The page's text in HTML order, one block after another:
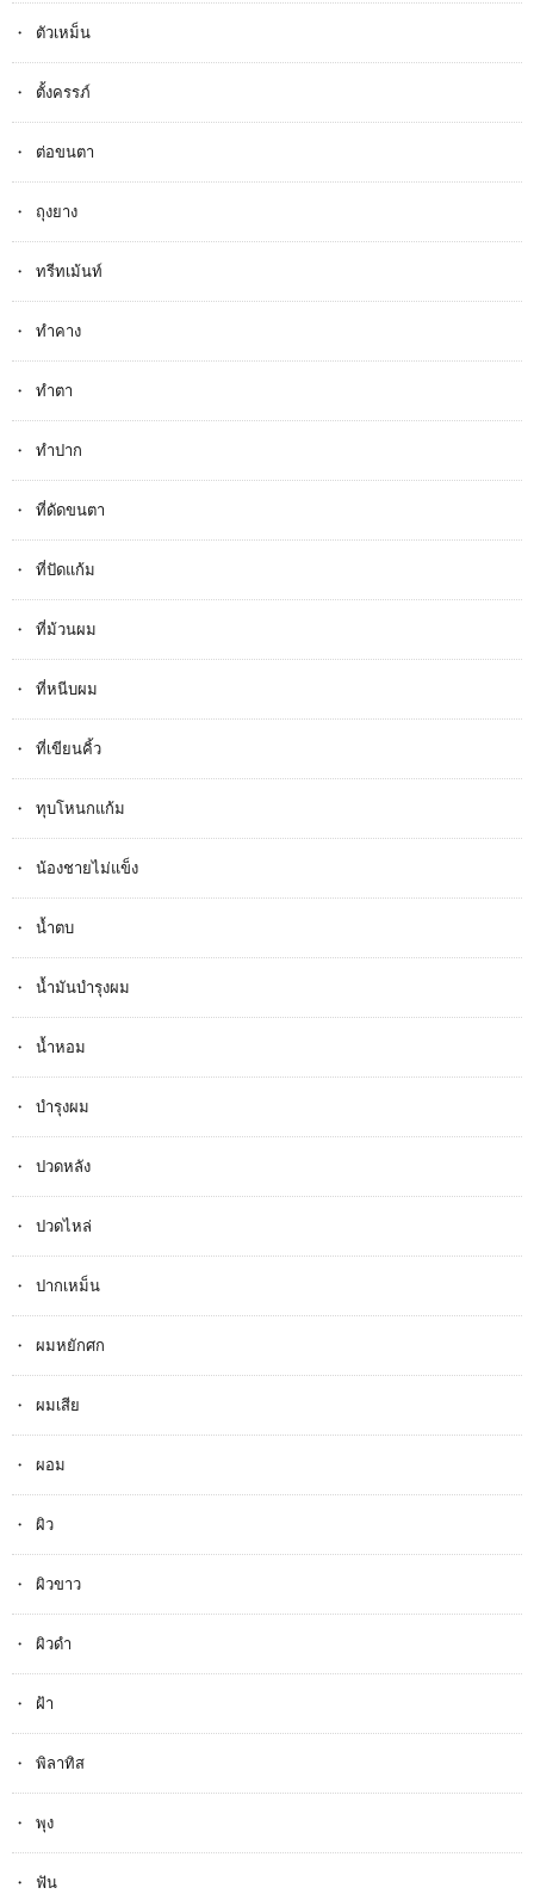
ตัวเหม็น
ตั้งครรภ​์
ต่อขนตา
ถุงยาง
ทรีทเม้นท์
ทำคาง
ทำตา
ทำปาก
ที่ดัดขนตา
ที่ปัดแก้ม
ที่ม้วนผม
ที่หนีบผม
ที่เขียนคิ้ว
ทุบโหนกแก้ม
น้องชายไม่แข็ง
น้ำตบ
น้ำมันบำรุงผม
น้ำหอม
บำรุงผม
ปวดหลัง
ปวดไหล่
ปากเหม็น
ผมหยักศก
ผมเสีย
ผอม
ผิว
ผิวขาว
ผิวดำ
ฝ้า
พิลาทิส
พุง
ฟัน